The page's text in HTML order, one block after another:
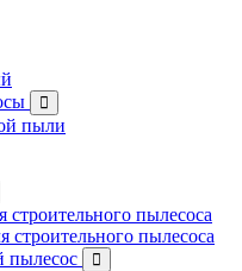
пыли
пылесоса
строительного пылесоса